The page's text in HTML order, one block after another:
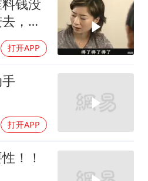
构建更高水平的全民健身公共服务体系
钱没
，这
打开APP
打开APP
！！